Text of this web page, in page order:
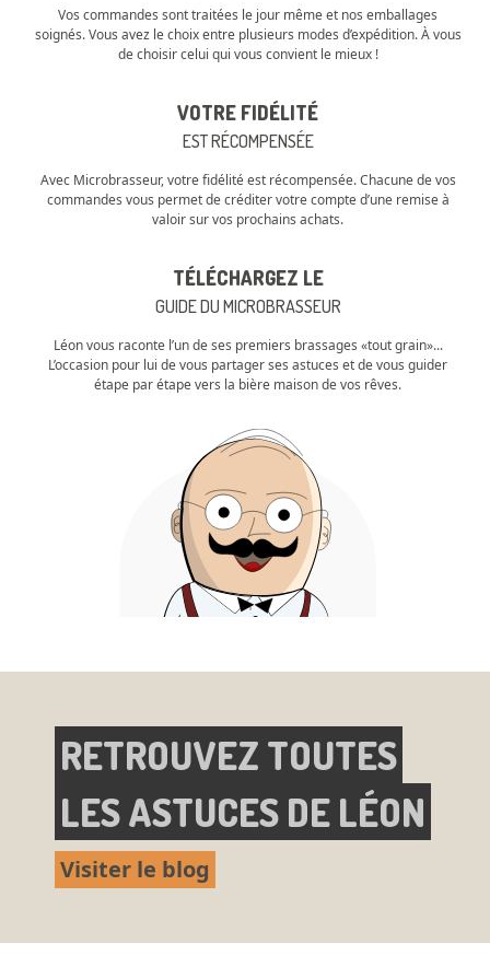
Vos commandes sont traitées le jour même et nos emballages
soignés. Vous avez le choix entre plusieurs modes d’expédition. À vous
de choisir celui qui vous convient le mieux !
VOTRE FIDÉLITÉ
EST RÉCOMPENSÉE
Avec Microbrasseur, votre fidélité est récompensée. Chacune de vos
commandes vous permet de créditer votre compte d’une remise à
valoir sur vos prochains achats.
TÉLÉCHARGEZ LE
GUIDE DU MICROBRASSEUR
Léon vous raconte l’un de ses premiers brassages «tout grain»...
L’occasion pour lui de vous partager ses astuces et de vous guider
étape par étape vers la bière maison de vos rêves.
RETROUVEZ TOUTES
LES ASTUCES DE LÉON
Visiter le blog